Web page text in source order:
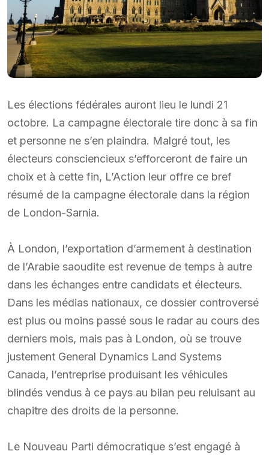
Les élections fédérales auront lieu le lundi 21
octobre. La campagne électorale tire donc à sa fin
et personne ne s’en plaindra. Malgré tout, les
électeurs consciencieux s’efforceront de faire un
choix et à cette fin, L’Action leur offre ce bref
résumé de la campagne électorale dans la région
de London-Sarnia.
À London, l’exportation d’armement à destination
de l’Arabie saoudite est revenue de temps à autre
dans les échanges entre candidats et électeurs.
Dans les médias nationaux, ce dossier controversé
est plus ou moins passé sous le radar au cours des
derniers mois, mais pas à London, où se trouve
justement General Dynamics Land Systems
Canada, l’entreprise produisant les véhicules
blindés vendus à ce pays au bilan peu reluisant au
chapitre des droits de la personne.
Le Nouveau Parti démocratique s’est engagé à